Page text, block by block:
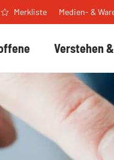
Verstehen
Merkliste Medien- &